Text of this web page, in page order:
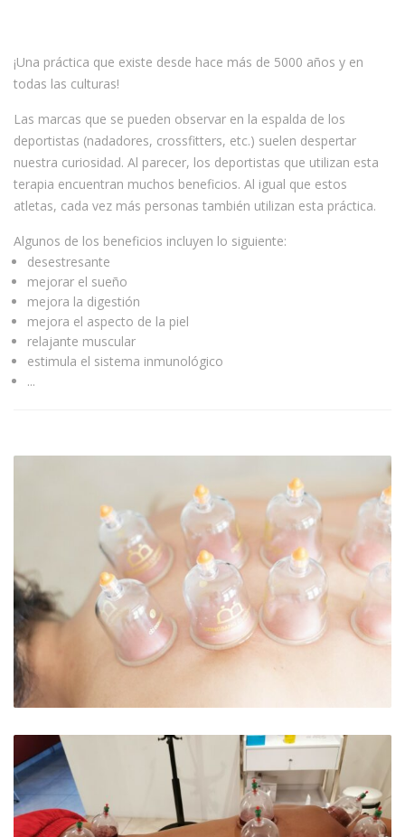
¡Una práctica que existe desde hace más de 5000 años y en
todas las culturas!
Las marcas que se pueden observar en la espalda de los
deportistas (nadadores, crossfitters, etc.) suelen despertar
nuestra curiosidad. Al parecer, los deportistas que utilizan esta
terapia encuentran muchos beneficios. Al igual que estos
atletas, cada vez más personas también utilizan esta práctica.
Algunos de los beneficios incluyen lo siguiente:
desestresante
mejorar el sueño
mejora la digestión
mejora el aspecto de la piel
relajante muscular
estimula el sistema inmunológico
...